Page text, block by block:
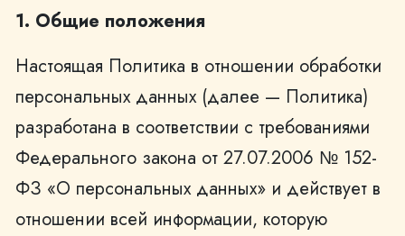
1. Общие положения
Настоящая Политика в отношении обработки
персональных данных (далее — Политика)
разработана в соответствии с требованиями
Федерального закона от 27.07.2006 № 152-
ФЗ «О персональных данных» и действует в
отношении всей информации, которую